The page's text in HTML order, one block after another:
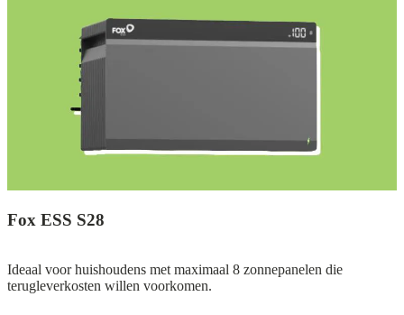
Fox ESS S28
Ideaal voor huishoudens met maximaal 8 zonnepanelen die
terugleverkosten willen voorkomen.